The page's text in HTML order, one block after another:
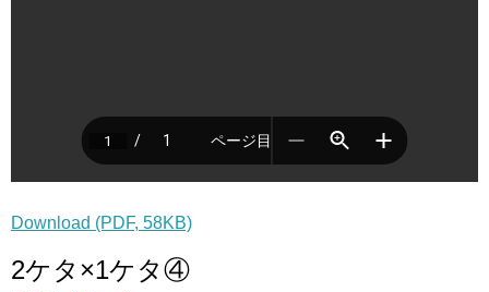
Download (PDF, 58KB)
2ケタ×1ケタ④